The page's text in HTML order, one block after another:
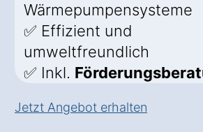
Wärmepumpensysteme
✅ Effizient und
umweltfreundlich
✅ Inkl.
Jetzt Angebot erhalten